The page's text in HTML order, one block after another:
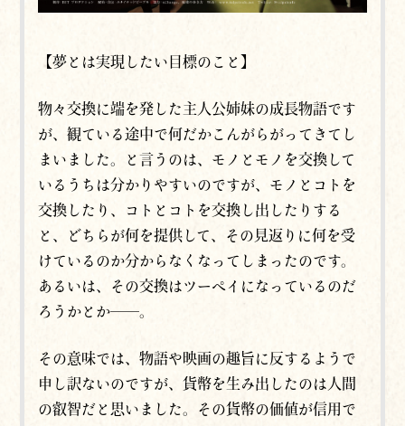
【夢とは実現したい目標のこと】
物々交換に端を発した主人公姉妹の成長物語です
が、観ている途中で何だかこんがらがってきてし
まいました。と言うのは、モノとモノを交換して
いるうちは分かりやすいのですが、モノとコトを
交換したり、コトとコトを交換し出したりする
と、どちらが何を提供して、その見返りに何を受
けているのか分からなくなってしまったのです。
あるいは、その交換はツーペイになっているのだ
ろうかとか──。
その意味では、物語や映画の趣旨に反するようで
申し訳ないのですが、貨幣を生み出したのは人間
の叡智だと思いました。その貨幣の価値が信用で